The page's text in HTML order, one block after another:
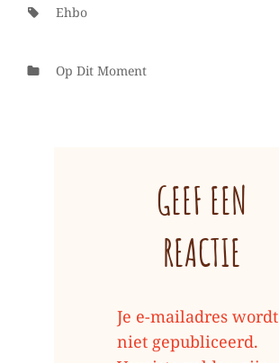
Tags:
Ehbo
Categorieën
Op Dit Moment
GEEF EEN
REACTIE
Je e-mailadres wordt
niet gepubliceerd.